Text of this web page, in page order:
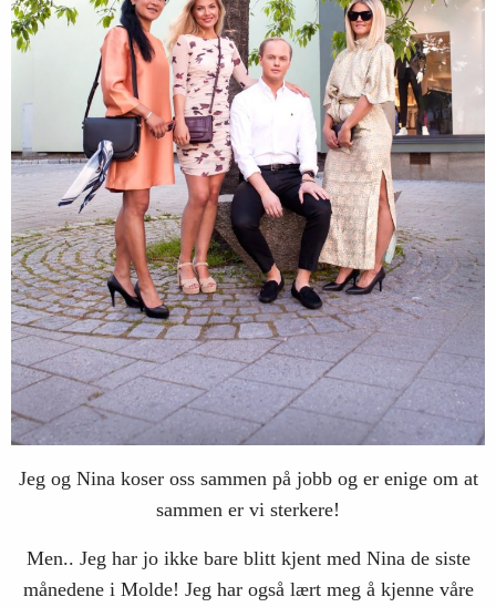
Jeg og Nina koser oss sammen på jobb og er enige om at
sammen er vi sterkere!
Men.. Jeg har jo ikke bare blitt kjent med Nina de siste
månedene i Molde! Jeg har også lært meg å kjenne våre